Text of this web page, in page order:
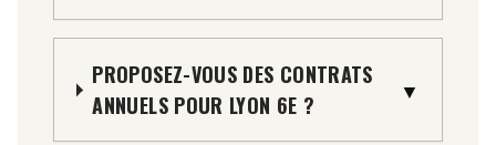
PROPOSEZ-VOUS DES CONTRATS
ANNUELS POUR LYON 6E ?
▼